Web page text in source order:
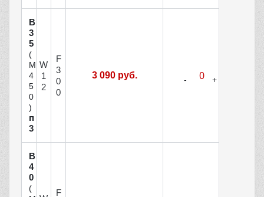
В
3
5
(
М
4
5
0
)
п
3
W
1
2
F
3
0
0
3 090 руб.
В
4
0
(
F